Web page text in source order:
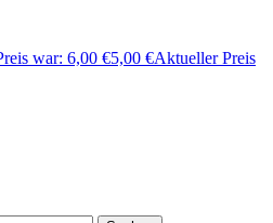
war: 6,00 €5,00 €Aktueller Preis